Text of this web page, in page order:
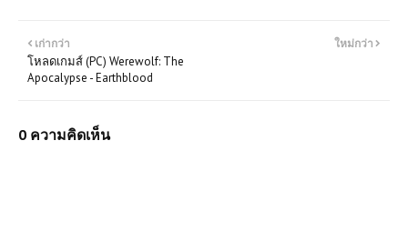
ใหม่กว่า
เก่ากว่า
โหลดเกมส์ (PC) Werewolf: The
Apocalypse - Earthblood
0 ความคิดเห็น